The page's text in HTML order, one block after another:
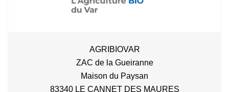
AGRIBIOVAR
ZAC de la Gueiranne
Maison du Paysan
83340 LE CANNET DES MAURES